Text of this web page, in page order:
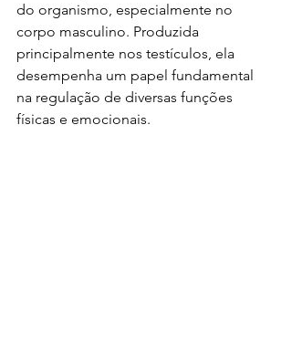
do organismo, especialmente no
corpo masculino. Produzida
principalmente nos testículos, ela
desempenha um papel fundamental
na regulação de diversas funções
físicas e emocionais.